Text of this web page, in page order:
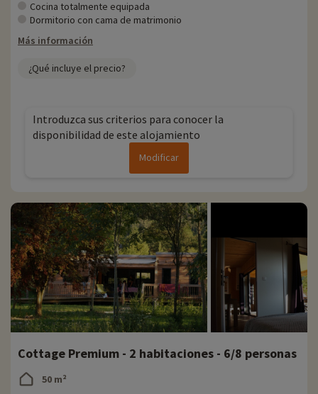
Cocina totalmente equipada
Dormitorio con cama de matrimonio
Más información
¿Qué incluye el precio?
Introduzca sus criterios para conocer la
disponibilidad de este alojamiento
Modificar
Cottage Premium - 2 habitaciones - 6/8 personas
50 m²